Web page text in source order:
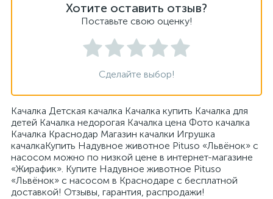
Хотите оставить отзыв?
Поставьте свою оценку!
Сделайте выбор!
Качалка Детская качалка Качалка купить Качалка для
детей Качалка недорогая Качалка цена Фото качалка
Качалка Краснодар Магазин качалки Игрушка
качалкаКупить Надувное животное Pituso «Львёнок» с
насосом можно по низкой цене в интернет-магазине
«Жирафик». Купите Надувное животное Pituso
«Львёнок» с насосом в Краснодаре с бесплатной
доставкой! Отзывы, гарантия, распродажи!